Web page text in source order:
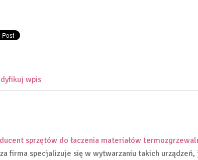
wpis
sprzętów do łaczenia materiałów
firma specjalizuje się w wytwarzaniu takich